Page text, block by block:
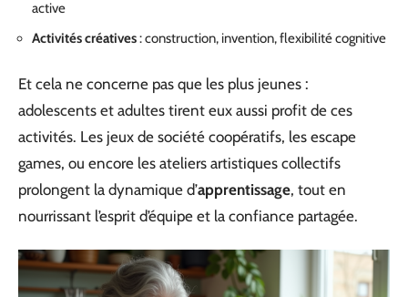
active
Activités créatives: construction, invention, flexibilité cognitive
Et cela ne concerne pas que les plus jeunes :
adolescents et adultes tirent eux aussi profit de ces
activités. Les jeux de société coopératifs, les escape
games, ou encore les ateliers artistiques collectifs
prolongent la dynamique d’apprentissage, tout en
nourrissant l’esprit d’équipe et la confiance partagée.